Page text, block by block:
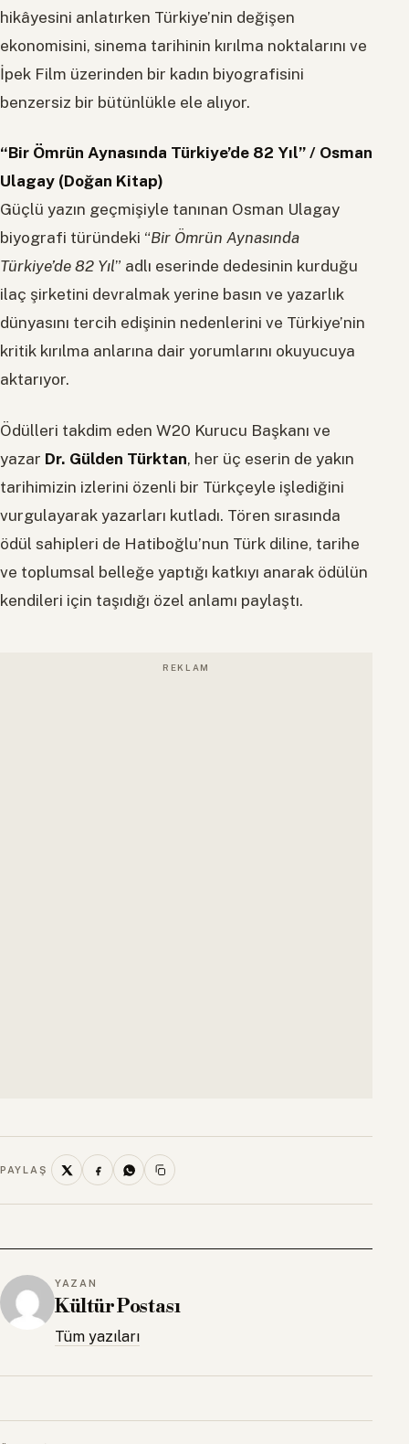
hikâyesini anlatırken Türkiye’nin değişen
ekonomisini, sinema tarihinin kırılma noktalarını ve
İpek Film üzerinden bir kadın biyografisini
benzersiz bir bütünlükle ele alıyor.
“Bir Ömrün Aynasında Türkiye’de 82 Yıl” / Osman
Ulagay (Doğan Kitap)
Güçlü yazın geçmişiyle tanınan Osman Ulagay
biyografi türündeki “Bir Ömrün Aynasında
Türkiye’de 82 Yıl” adlı eserinde dedesinin kurduğu
ilaç şirketini devralmak yerine basın ve yazarlık
dünyasını tercih edişinin nedenlerini ve Türkiye’nin
kritik kırılma anlarına dair yorumlarını okuyucuya
aktarıyor.
Ödülleri takdim eden W20 Kurucu Başkanı ve
yazar Dr. Gülden Türktan, her üç eserin de yakın
tarihimizin izlerini özenli bir Türkçeyle işlediğini
vurgulayarak yazarları kutladı. Tören sırasında
ödül sahipleri de Hatiboğlu’nun Türk diline, tarihe
ve toplumsal belleğe yaptığı katkıyı anarak ödülün
kendileri için taşıdığı özel anlamı paylaştı.
PAYLAŞ
YAZAN
Kültür Postası
Tüm yazıları